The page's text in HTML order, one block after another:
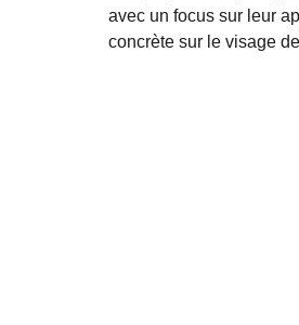
avec un focus sur leur
concrète sur le visage